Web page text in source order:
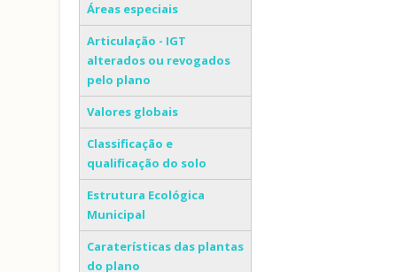
Áreas especiais
Articulação - IGT
alterados ou revogados
pelo plano
Valores globais
Classificação e
qualificação do solo
Estrutura Ecológica
Municipal
Caraterísticas das plantas
do plano